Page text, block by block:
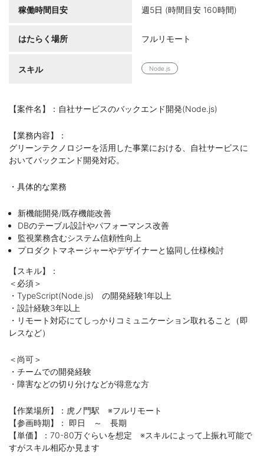
稼働時間目安 週5日 (時間目安 160時間)
はたらく場所 フルリモート
スキル Node.js
【案件名】：自社サービスのバックエンド開発(Node.js)
【業務内容】：
グリーンテクノロジーを活用した事業における、自社サービスに
おいてバックエンド開発対応。
・具体的な業務
新機能開発/既存機能改善
DBのテーブル設計やパフォーマンス改善
監視業務含むシステム信頼性向上
プロダクトマネージャーやデザイナーと協同し仕様検討
【スキル】：
＜必須＞
・TypeScript(Node.js) の開発経験1年以上
・設計経験3年以上
・リモート対応にてしっかりコミュニケーション取れること（即
レスなど）
＜尚可＞
・チームでの開発経験
・障害などの切り分けなどが得意な方
【作業場所】：虎ノ門駅 ※フルリモート
【参画時期】： 即日 ～ 長期
【単価】：70-80万ぐらいを想定 ※スキルによって上振れ可能で
すがスキル相応か見ます